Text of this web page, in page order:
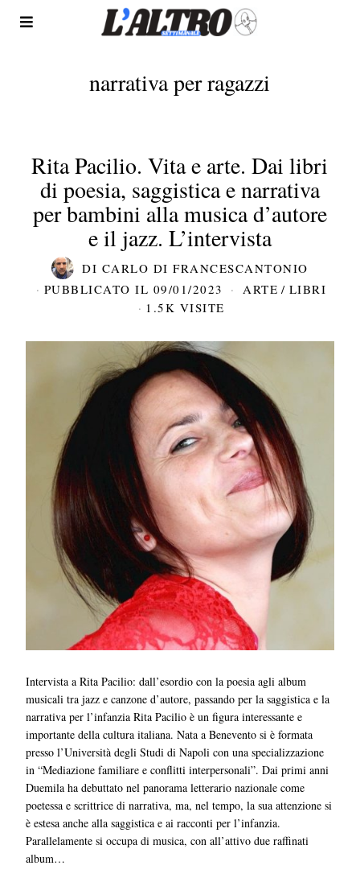
narrativa per ragazzi
Rita Pacilio. Vita e arte. Dai libri
di poesia, saggistica e narrativa
per bambini alla musica d’autore
e il jazz. L’intervista
DI CARLO DI FRANCESCANTONIO
PUBBLICATO IL 09/01/2023 ARTE / LIBRI
1.5K VISITE
Intervista a Rita Pacilio: dall’esordio con la poesia agli album
musicali tra jazz e canzone d’autore, passando per la saggistica e la
narrativa per l’infanzia Rita Pacilio è un figura interessante e
importante della cultura italiana. Nata a Benevento si è formata
presso l’Università degli Studi di Napoli con una specializzazione
in “Mediazione familiare e conflitti interpersonali”. Dai primi anni
Duemila ha debuttato nel panorama letterario nazionale come
poetessa e scrittrice di narrativa, ma, nel tempo, la sua attenzione si
è estesa anche alla saggistica e ai racconti per l’infanzia.
Parallelamente si occupa di musica, con all’attivo due raffinati
album…